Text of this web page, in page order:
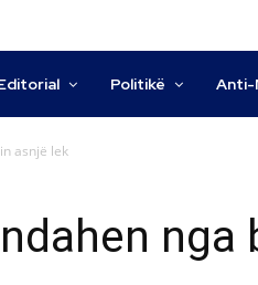
Politikë Anti-
asnjë lek